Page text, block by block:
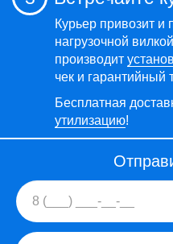
Курьер привозит
нагрузочной
производит
чек и гарантийный
Бесплатная
утилизацию!